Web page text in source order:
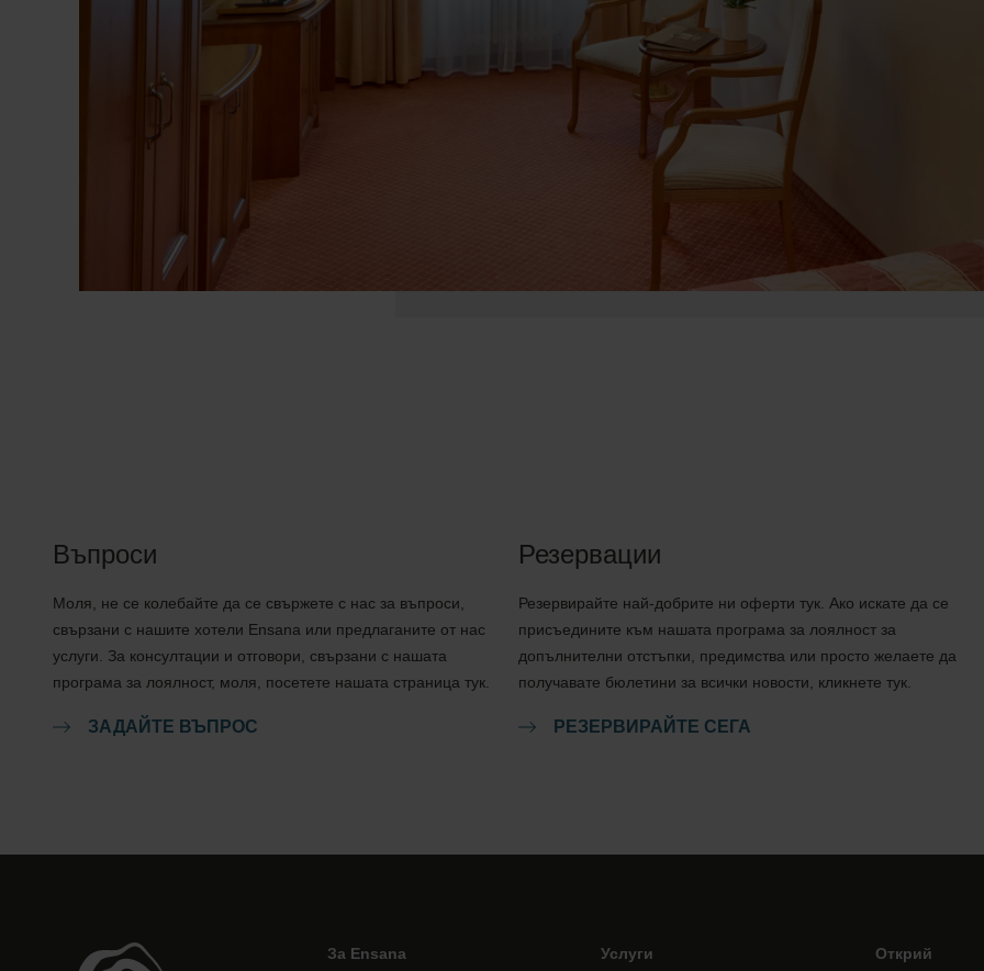
Въпроси
Моля, не се колебайте да се свържете с нас за въпроси,
свързани с нашите хотели Ensana или предлаганите от нас
услуги. За консултации и отговори, свързани с нашата
програма за лоялност, моля, посетете нашата страница тук.
ЗАДАЙТЕ ВЪПРОС
Резервации
Резервирайте най-добрите ни оферти тук. Ако искате да се
присъедините към нашата програма за лоялност за
допълнителни отстъпки, предимства или просто желаете да
получавате бюлетини за всички новости, кликнете тук.
РЕЗЕРВИРАЙТЕ СЕГА
За Ensana Услуги Открий